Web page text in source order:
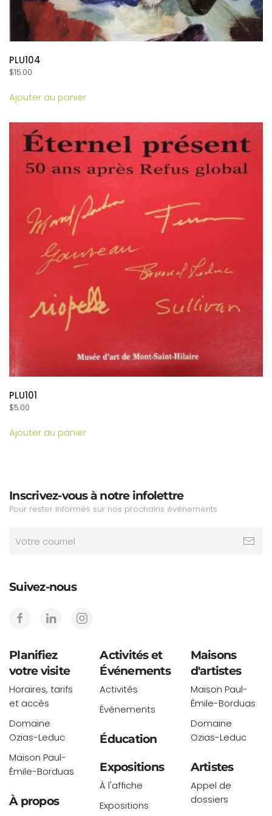
PLU104
$15.00
Ajouter au panier
PLU101
$5.00
Ajouter au panier
Inscrivez-vous à notre infolettre
Pour rester informés sur nos prochains événements
Suivez-nous
Planifiez
votre visite
Horaires, tarifs
et accès
Domaine
Ozias-Leduc
Maison Paul-
Émile-Borduas
À propos
Activités et
Événements
Activités
Événements
Éducation
Expositions
À l'affiche
Expositions
Maisons
d'artistes
Maison Paul-
Émile-Borduas
Domaine
Ozias-Leduc
Artistes
Appel de
dossiers